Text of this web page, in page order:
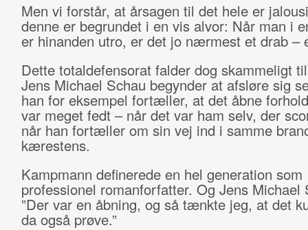
Men vi forstår, at årsagen til det hele er
denne er begrundet i en vis alvor: Når man i
er hinanden utro, er det jo nærmest et drab –
Dette totaldefensorat falder dog skammeligt
Jens Michael Schau begynder at afsløre sig
han for eksempel fortæller, at det åbne
var meget fedt – når det var ham selv, der
når han fortæller om sin vej ind i samme
kærestens.
Kampmann definerede en hel generation som
professionel romanforfatter. Og Jens Michael
”Der var en åbning, og så tænkte jeg, at det
da også prøve.”